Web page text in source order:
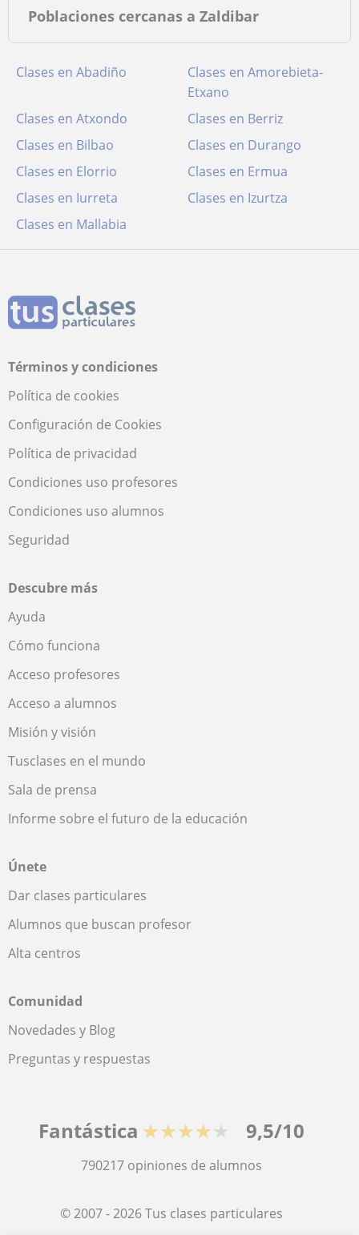
Poblaciones cercanas a Zaldibar
Clases en Abadiño
Clases en Amorebieta-
Etxano
Clases en Atxondo
Clases en Berriz
Clases en Bilbao
Clases en Durango
Clases en Elorrio
Clases en Ermua
Clases en Iurreta
Clases en Izurtza
Clases en Mallabia
Términos y condiciones
Política de cookies
Configuración de Cookies
Política de privacidad
Condiciones uso profesores
Condiciones uso alumnos
Seguridad
Descubre más
Ayuda
Cómo funciona
Acceso profesores
Acceso a alumnos
Misión y visión
Tusclases en el mundo
Sala de prensa
Informe sobre el futuro de la educación
Únete
Dar clases particulares
Alumnos que buscan profesor
Alta centros
Comunidad
Novedades y Blog
Preguntas y respuestas
Fantástica ★★★★★ 9,5/10
790217 opiniones de alumnos
© 2007 - 2026 Tus clases particulares